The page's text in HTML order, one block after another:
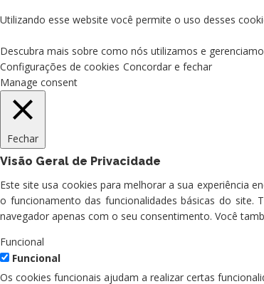
Utilizando esse website você permite o uso desses
Descubra mais sobre como nós utilizamos e
Configurações de cookies Concordar e fechar
Manage consent
Fechar
Visão Geral de Privacidade
Este site usa cookies para melhorar a sua experiência
o funcionamento das funcionalidades básicas do site.
navegador apenas com o seu consentimento. Você
Funcional
Funcional
Os cookies funcionais ajudam a realizar certas